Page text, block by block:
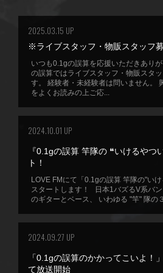
2025.03.15 UP
※ライブスタッフ・物販スタッフ
いつも0.1gの誤算を応援いただきあり
の誤算ではライブスタッフ・物販スタ
す。 経験者・未経験者は問いません。
をよくお読みの上ご応...
2024.10.01 UP
『0.1gの誤算 竿隊の ❝いけるやつ
ト！
LOVE FMにて「0.1gの誤算 竿隊の"い
スタートします！ 日本1バズるV系バン
のギターとベース、 いわゆる "竿" 隊の
2024.09.27 UP
「0.1gの誤算のかかってこいよ！
て放送開始